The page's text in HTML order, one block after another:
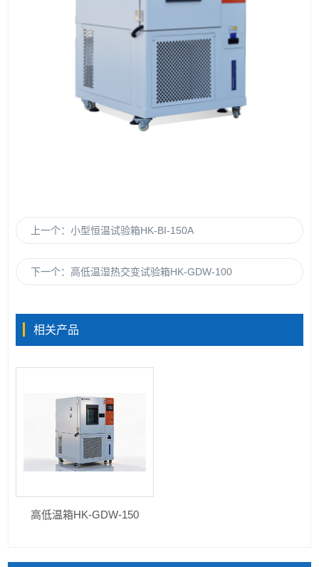
上一个：小型恒温试验箱HK-BI-150A
下一个：高低温湿热交变试验箱HK-GDW-100
相关产品
高低温箱HK-GDW-150